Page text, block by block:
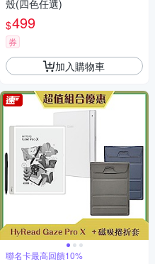
殼(四色任選)
$499
券
加入購物車
聯名卡最高回饋10%